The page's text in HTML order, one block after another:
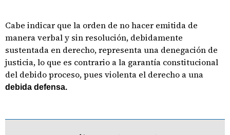
Cabe indicar que la orden de no hacer emitida de
manera verbal y sin resolución, debidamente
sustentada en derecho, representa una denegación de
justicia, lo que es contrario a la garantía constitucional
del debido proceso, pues violenta el derecho a una
debida defensa.